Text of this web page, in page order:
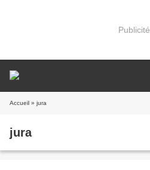
Publicité
Accueil » jura
jura